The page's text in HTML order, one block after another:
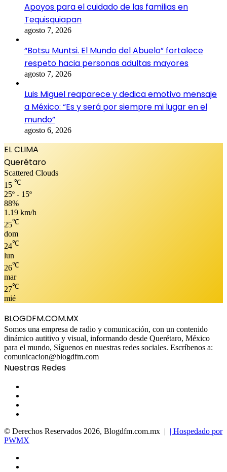
Apoyos para el cuidado de las familias en
Tequisquiapan
agosto 7, 2026
“Botsu Muntsi. El Mundo del Abuelo” fortalece
respeto hacia personas adultas mayores
agosto 7, 2026
Luis Miguel reaparece y dedica emotivo mensaje
a México: “Es y será por siempre mi lugar en el
mundo”
agosto 6, 2026
EL CLIMA
Querétaro
Scattered Clouds
15 ℃
25º - 15º
88%
1.19 km/h
25℃
dom
24℃
lun
26℃
mar
27℃
mié
BLOGDFM.COM.MX
Somos una empresa de radio y comunicación, con un contenido
dinámico autitivo y visual, informando desde Querétaro, México
para el mundo, Síguenos en nuestras redes sociales. Escríbenos a:
comunicacion@blogdfm.com
Nuestras Redes
© Derechos Reservados 2026, Blogdfm.com.mx | | Hospedado por
PWMX